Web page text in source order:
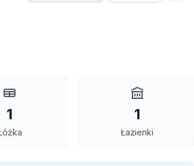
1 1
Łazienki